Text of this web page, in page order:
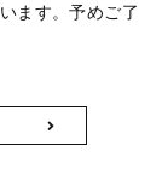
ます。予めご了